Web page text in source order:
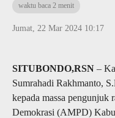
waktu baca 2 menit
Jumat, 22 Mar 2024 10:17
SITUBONDO,RSN –
Sumrahadi Rakhmanto,
kepada massa pengunjuk
Demokrasi (AMPD)